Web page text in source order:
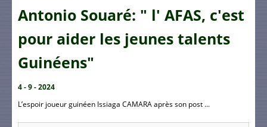
Antonio Souaré: " l' AFAS, c'est
pour aider les jeunes talents
Guinéens"
4 - 9 - 2024
L’espoir joueur guinéen Issiaga CAMARA après son post ...